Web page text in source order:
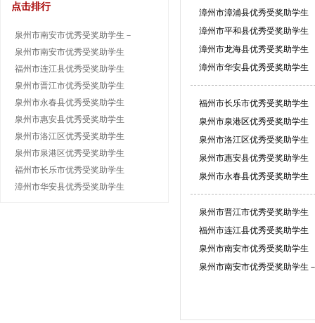
漳州市漳浦县优秀受奖助学生
漳州市平和县优秀受奖助学生
漳州市龙海县优秀受奖助学生
漳州市华安县优秀受奖助学生
福州市长乐市优秀受奖助学生
泉州市泉港区优秀受奖助学生
泉州市洛江区优秀受奖助学生
泉州市惠安县优秀受奖助学生
泉州市永春县优秀受奖助学生
泉州市晋江市优秀受奖助学生
福州市连江县优秀受奖助学生
泉州市南安市优秀受奖助学生
泉州市南安市优秀受奖助学生
点击排行
泉州市南安市优秀受奖助学生－
泉州市南安市优秀受奖助学生
福州市连江县优秀受奖助学生
泉州市晋江市优秀受奖助学生
泉州市永春县优秀受奖助学生
泉州市惠安县优秀受奖助学生
泉州市洛江区优秀受奖助学生
泉州市泉港区优秀受奖助学生
福州市长乐市优秀受奖助学生
漳州市华安县优秀受奖助学生